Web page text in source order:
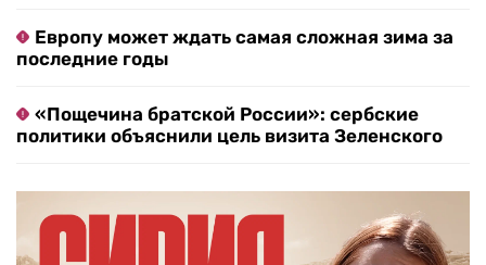
Европу может ждать самая сложная зима за
последние годы
«Пощечина братской России»: сербские
политики объяснили цель визита Зеленского